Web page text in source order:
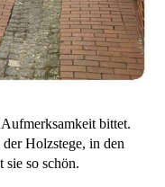
bittet.
Holzstege, in den
sie so schön.